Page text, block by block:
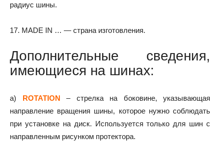
радиус шины.
17. MADE IN … — страна изготовления.
Дополнительные сведения,
имеющиеся на шинах:
a) ROTATION – стрелка на боковине, указывающая
направление вращения шины, которое нужно соблюдать
при установке на диск. Используется только для шин с
направленным рисунком протектора.